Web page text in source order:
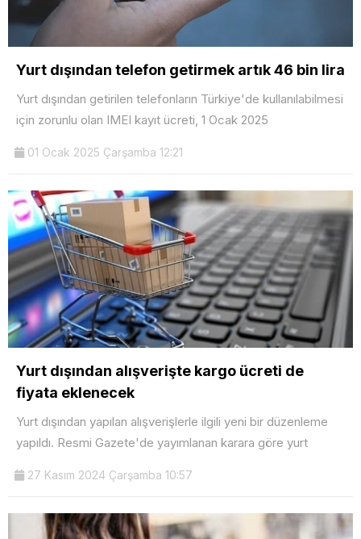
Yurt dışından telefon getirmek artık 46 bin lira
Yurt dışından getirilen telefonların Türkiye'de kullanılabilmesi
için zorunlu olan IMEI kayıt ücreti, 1 Ocak 2025
01 Ocak 2025 Çarşamba 12:21
Yurt dışından alışverişte kargo ücreti de
fiyata eklenecek
Yurt dışından yapılan alışverişlerle ilgili yeni bir düzenleme
yapıldı. Resmi Gazete'de yayımlanan karara göre yurt
27 Kasım 2024 Çarşamba 10:57